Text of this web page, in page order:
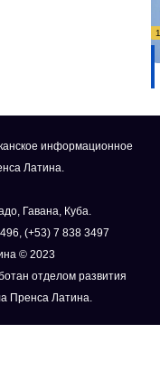
информационное
Латина.
Гавана, Куба.
(+53) 7 838 3497
© 2023
отделом развития
Пренса Латина.